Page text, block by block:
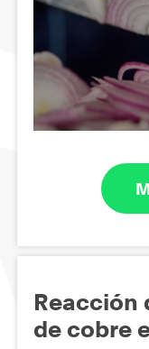
Reacción
de cobre